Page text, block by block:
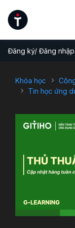
Đăng ký/ Đăng nhập
Khóa học
Tin học ứng